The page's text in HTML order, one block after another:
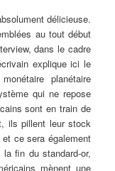
délicieuse.
au tout début
dans le cadre
explique ici le
planétaire
qui ne repose
sont en train de
ils pillent leur stock
et ce sera également
fin du standard-or,
mènent une